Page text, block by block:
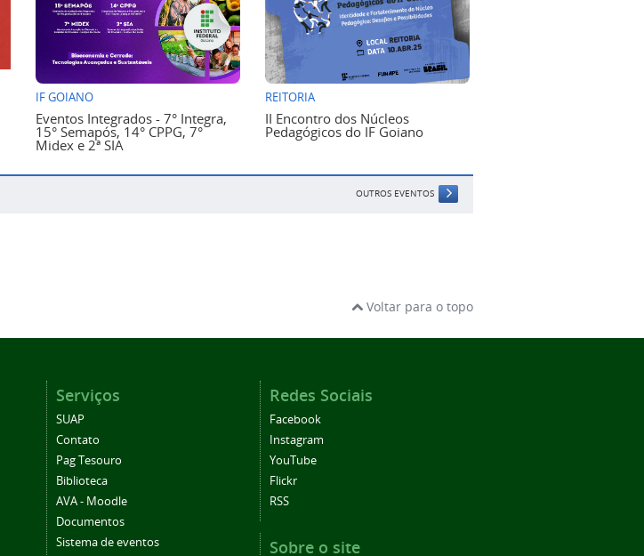
IF GOIANO
Eventos Integrados - 7° Integra,
15° Semapós, 14° CPPG, 7°
Midex e 2ª SIA
REITORIA
II Encontro dos Núcleos
Pedagógicos do IF Goiano
OUTROS EVENTOS
Voltar para o topo
Serviços
SUAP
Contato
Pag Tesouro
Biblioteca
AVA - Moodle
Documentos
Sistema de eventos
Redes Sociais
Facebook
Instagram
YouTube
Flickr
RSS
Sobre o site